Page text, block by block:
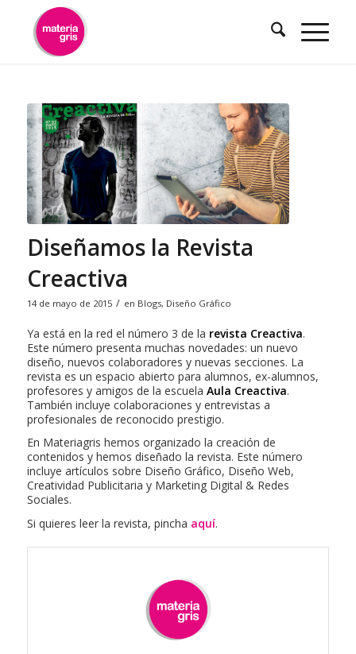
contenido
Diseñamos la Revista
Creactiva
14 de mayo de 2015 / en Blogs, Diseño Gráfico
Ya está en la red el número 3 de la revista Creactiva.
Este número presenta muchas novedades: un nuevo
diseño, nuevos colaboradores y nuevas secciones. La
revista es un espacio abierto para alumnos, ex-alumnos,
profesores y amigos de la escuela Aula Creactiva.
También incluye colaboraciones y entrevistas a
profesionales de reconocido prestigio.
En Materiagris hemos organizado la creación de
contenidos y hemos diseñado la revista. Este número
incluye artículos sobre Diseño Gráfico, Diseño Web,
Creatividad Publicitaria y Marketing Digital & Redes
Sociales.
Si quieres leer la revista, pincha aquí.